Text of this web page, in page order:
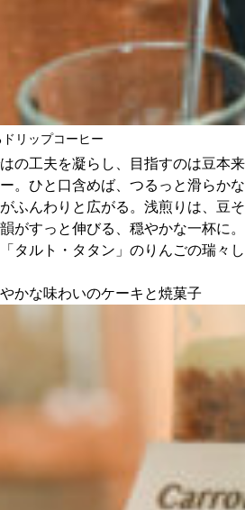
リップコーヒー
の工夫を凝らし、目指すのは豆本来
。ひと口含めば、つるっと滑らかな
ふんわりと広がる。浅煎りは、豆そ
がすっと伸びる、穏やかな一杯に。
タルト・タタン」のりんごの瑞々し
かな味わいのケーキと焼菓子